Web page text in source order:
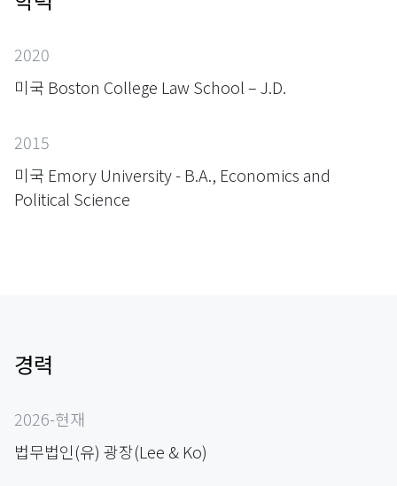
2020
미국 Boston College Law School – J.D.
2015
미국 Emory University - B.A., Economics and
Political Science
경력
2026-현재
법무법인(유) 광장(Lee & Ko)